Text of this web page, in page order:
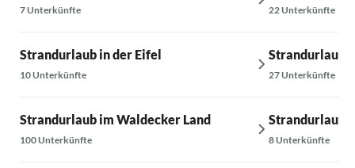
7 Unterkünfte
Strandurlaub in der Eifel
10 Unterkünfte
Strandurlaub im Waldecker Land
100 Unterkünfte
22 Unterkünfte
Strandurlaub
27 Unterkünfte
Strandurlaub
8 Unterkünfte